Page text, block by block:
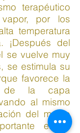
terapéutico
por los
temperatura
¡Después del
se vuelve muy
se estimula su
favorece la
de la capa
al mismo
del manto
en la